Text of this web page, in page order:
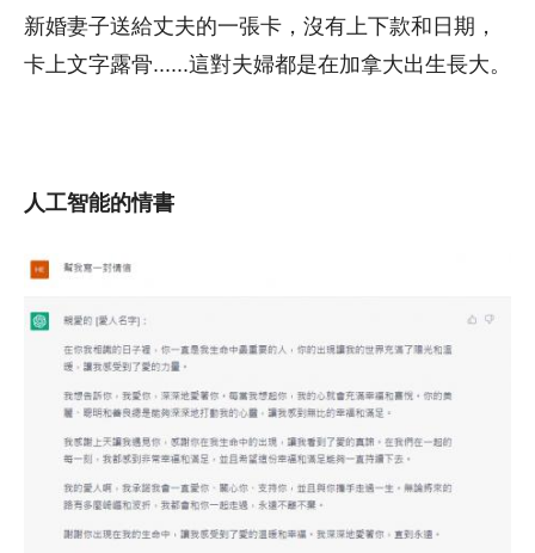
新婚妻子送給丈夫的一張卡，沒有上下款和日期，
卡上文字露骨......這對夫婦都是在加拿大出生長大。
人工智能的情書